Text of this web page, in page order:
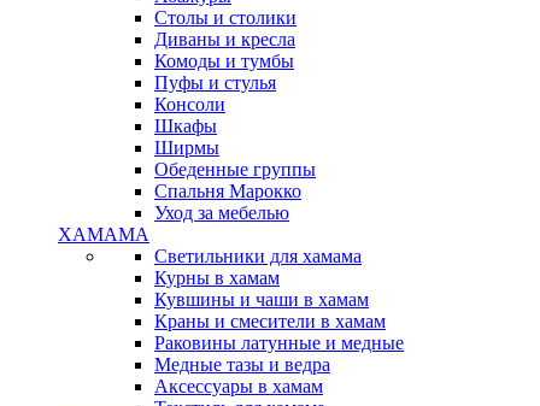
Столы и столики
Диваны и кресла
Комоды и тумбы
Пуфы и стулья
Консоли
Шкафы
Ширмы
Обеденные группы
Спальня Марокко
Уход за мебелью
ХАМАМА
Светильники для хамама
Курны в хамам
Кувшины и чаши в хамам
Краны и смесители в хамам
Раковины латунные и медные
Медные тазы и ведра
Аксессуары в хамам